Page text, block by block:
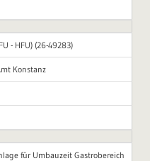
- HFU) (26-49283)
Konstanz
für Umbauzeit Gastrobereich